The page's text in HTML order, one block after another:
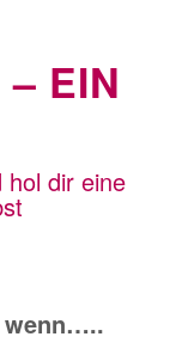
– EIN
hol dir eine
wenn…..